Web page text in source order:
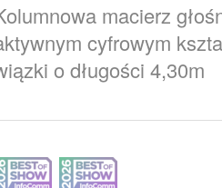
oprogramowanie
oprogramowanie
Gwarancja
rejestracja produktu
macierz
cyfrowym
o długości 4,30m